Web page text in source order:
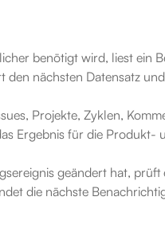
benötigt wird, liest ein
den nächsten Datensatz
Projekte, Zyklen,
Ergebnis für die Produkt-
geändert hat, prüft
die nächste